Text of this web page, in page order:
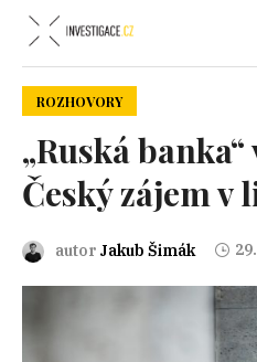
ROZHOVORY
„Ruská
Český zájem v
autor Jakub Šimák